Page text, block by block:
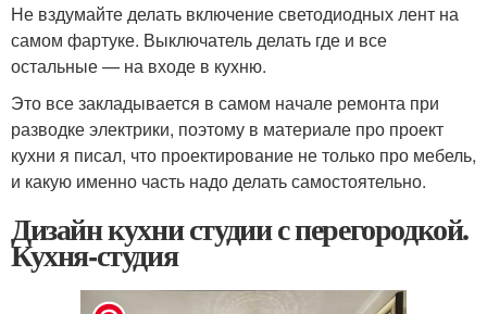
Не вздумайте делать включение светодиодных лент на
самом фартуке. Выключатель делать где и все
остальные — на входе в кухню.
Это все закладывается в самом начале ремонта при
разводке электрики, поэтому в материале про проект
кухни я писал, что проектирование не только про мебель,
и какую именно часть надо делать самостоятельно.
Дизайн кухни студии с перегородкой.
Кухня-студия